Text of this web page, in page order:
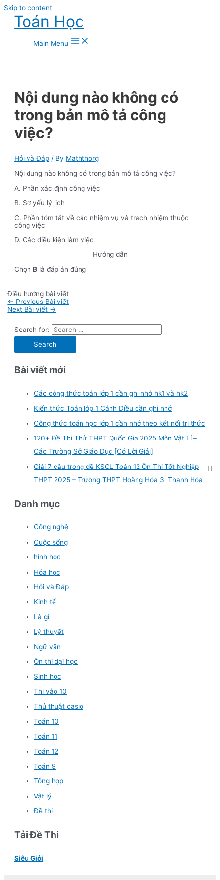
Skip to content
Toán Học
Main Menu
Nội dung nào không có
trong bản mô tả công
việc?
Hỏi và Đáp / By Maththorg
Nội dung nào không có trong bản mô tả công việc?
A. Phần xác định công việc
B. Sơ yếu lý lịch
C. Phần tóm tắt về các nhiệm vụ và trách nhiệm thuộc
công việc
D. Các điều kiện làm việc
Hướng dẫn
ChọnB là đáp án đúng
Điều hướng bài viết
← Previous Bài viết
Next Bài viết →
Search for:
Bài viết mới
Các công thức toán lớp 1 cần ghi nhớ hk1 và hk2
Kiến thức Toán lớp 1 Cánh Diều cần ghi nhớ
Công thức toán học lớp 1 cần nhớ theo kết nối tri thức
120+ Đề Thi Thử THPT Quốc Gia 2025 Môn Vật Lí –
Các Trường Sở Giáo Dục [Có Lời Giải]
Giải 7 câu trong đề KSCL Toán 12 Ôn Thi Tốt Nghiệp
THPT 2025 – Trường THPT Hoằng Hóa 3, Thanh Hóa
Danh mục
Công nghệ
Cuộc sống
hình học
Hóa học
Hỏi và Đáp
Kinh tế
Là gì
Lý thuyết
Ngữ văn
Ôn thi đại học
Sinh học
Thi vào 10
Thủ thuật casio
Toán 10
Toán 11
Toán 12
Toán 9
Tổng hợp
Vật lý
Đề thi
Tải Đề Thi
Siêu Giỏi